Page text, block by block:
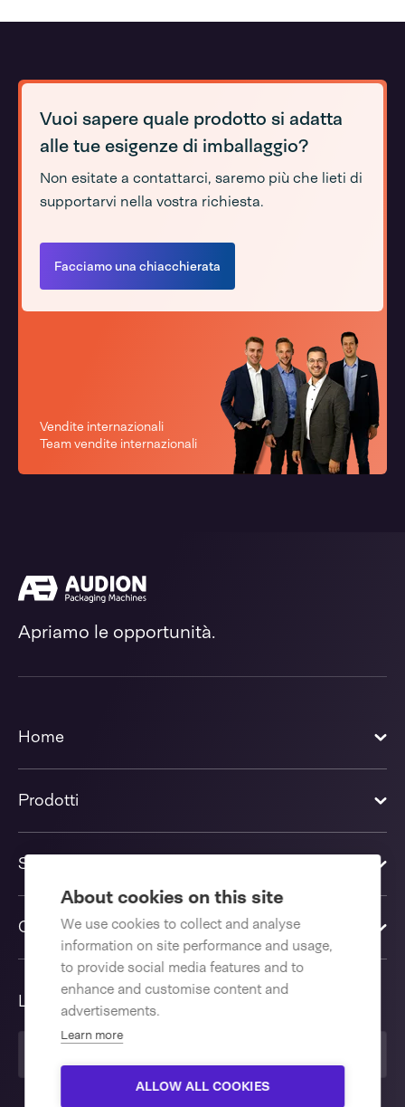
About cookies on this site
We use cookies to collect and analyse
information on site performance and usage,
to provide social media features and to
enhance and customise content and
advertisements.
Learn more
ALLOW ALL COOKIES
Vuoi sapere quale prodotto si adatta
alle tue esigenze di imballaggio?
Non esitate a contattarci, saremo più che lieti di
supportarvi nella vostra richiesta.
Facciamo una chiacchierata
Vendite internazionali
Team vendite internazionali
Apriamo le opportunità.
Home
Prodotti
Soluzioni
Contattaci
Lingua